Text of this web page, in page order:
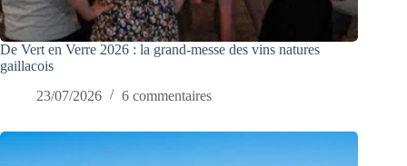
De Vert en Verre 2026 : la grand-messe des vins natures
gaillacois
23/07/2026
6 commentaires